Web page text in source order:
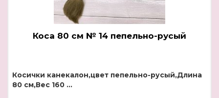
Коса 80 см № 14 пепельно-русый
Косички канекалон,цвет пепельно-русый,Длина
80 см,Вес 160 ...